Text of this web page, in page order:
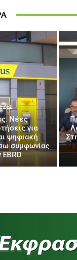
Νέες
για
ψηφιακή
συμφωνίας
EBRD